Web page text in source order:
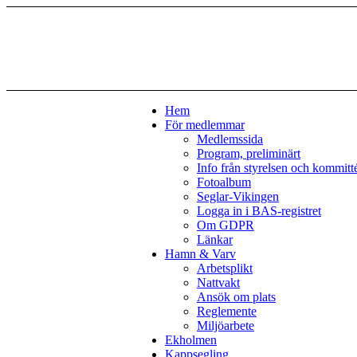
Hem
För medlemmar
Medlemssida
Program, preliminärt
Info från styrelsen och
Fotoalbum
Seglar-Vikingen
Logga in i BAS-registret
Om GDPR
Länkar
Hamn & Varv
Arbetsplikt
Nattvakt
Ansök om plats
Reglemente
Miljöarbete
Ekholmen
Kappsegling